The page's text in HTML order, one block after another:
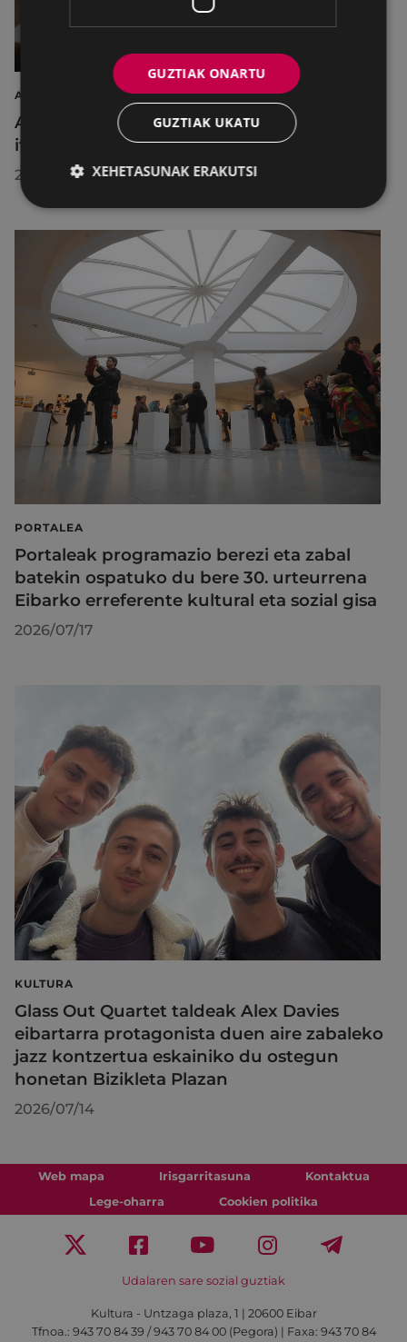
AIRE LIBREKO ZINEMA
Aire libreko abuztuko zinema Untzagara
itzuliko da lau proiekziorekin
2026/07/22
PORTALEA
Portaleak programazio berezi eta zabal
batekin ospatuko du bere 30. urteurrena
Eibarko erreferente kultural eta sozial gisa
2026/07/17
KULTURA
Glass Out Quartet taldeak Alex Davies
eibartarra protagonista duen aire zabaleko
jazz kontzertua eskainiko du ostegun
honetan Bizikleta Plazan
2026/07/14
Web mapa Irisgarritasuna
Kontaktua
Lege-oharra
Cookien politika
Udalaren sare sozial guztiak
Kultura - Untzaga plaza, 1 | 20600 Eibar
Tfnoa.: 943 70 84 39 / 943 70 84 00 (Pegora) | Faxa: 943 70 84
GUZTIAK ONARTU
GUZTIAK UKATU
XEHETASUNAK ERAKUTSI